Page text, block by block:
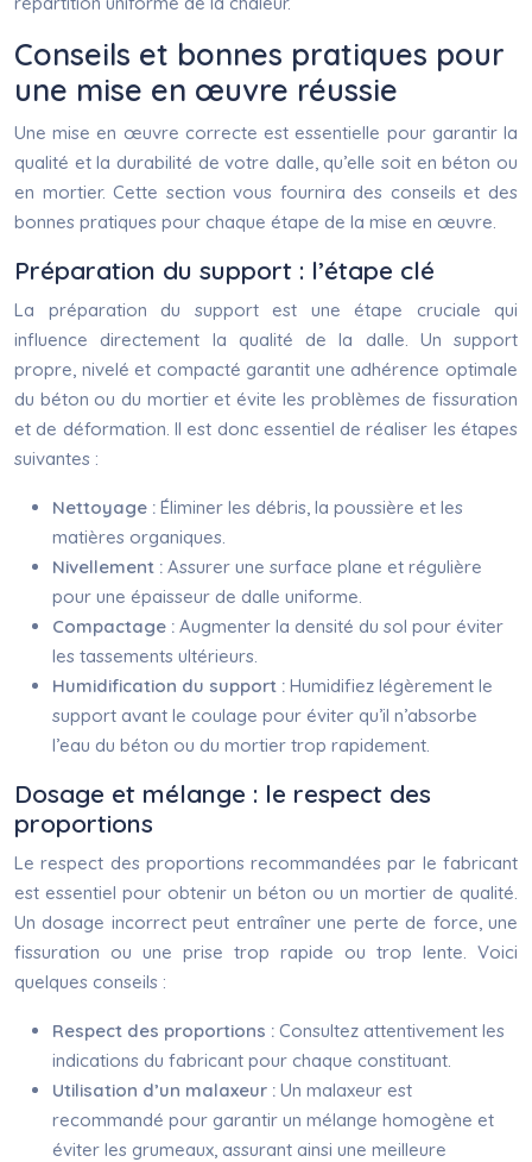
Conseils et bonnes pratiques pour
une mise en œuvre réussie
Une mise en œuvre correcte est essentielle pour garantir la
qualité et la durabilité de votre dalle, qu’elle soit en béton ou
en mortier. Cette section vous fournira des conseils et des
bonnes pratiques pour chaque étape de la mise en œuvre.
Préparation du support : l’étape clé
La préparation du support est une étape cruciale qui
influence directement la qualité de la dalle. Un support
propre, nivelé et compacté garantit une adhérence optimale
du béton ou du mortier et évite les problèmes de fissuration
et de déformation. Il est donc essentiel de réaliser les étapes
suivantes :
Nettoyage : Éliminer les débris, la poussière et les
matières organiques.
Nivellement : Assurer une surface plane et régulière
pour une épaisseur de dalle uniforme.
Compactage : Augmenter la densité du sol pour éviter
les tassements ultérieurs.
Humidification du support : Humidifiez légèrement le
support avant le coulage pour éviter qu’il n’absorbe
l’eau du béton ou du mortier trop rapidement.
Dosage et mélange : le respect des
proportions
Le respect des proportions recommandées par le fabricant
est essentiel pour obtenir un béton ou un mortier de qualité.
Un dosage incorrect peut entraîner une perte de force, une
fissuration ou une prise trop rapide ou trop lente. Voici
quelques conseils :
Respect des proportions : Consultez attentivement les
indications du fabricant pour chaque constituant.
Utilisation d’un malaxeur : Un malaxeur est
recommandé pour garantir un mélange homogène et
éviter les grumeaux, assurant ainsi une meilleure